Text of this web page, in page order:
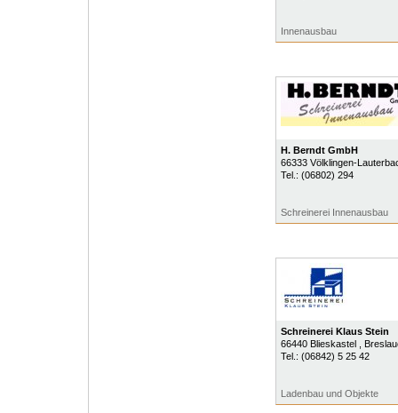
Innenausbau
H. Berndt GmbH
66333 Völklingen-
Tel.: (06802) 294
Schreinerei Innenausbau
Schreinerei Klaus Stein
66440 Blieskastel
,
Tel.: (06842) 5 25 42
Ladenbau und Objekte